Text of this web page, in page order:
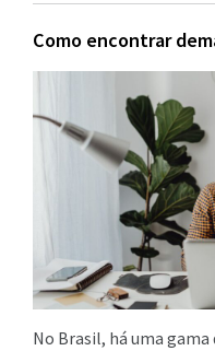
Como encontrar
No Brasil, há uma